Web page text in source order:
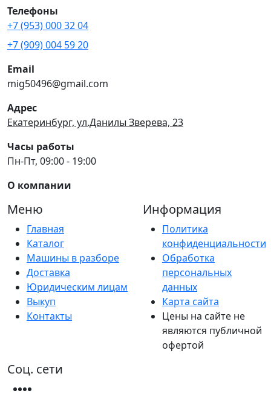
Телефоны
+7 (953) 000 32 04
+7 (909) 004 59 20
Email
mig50496@gmail.com
Адрес
Екатеринбург, ул.Данилы Зверева, 23
Часы работы
Пн-Пт, 09:00 - 19:00
О компании
Меню
Главная
Каталог
Машины в разборе
Доставка
Юридическим лицам
Выкуп
Контакты
Информация
Политика
конфиденциальности
Обработка
персональных
данных
Карта сайта
Цены на сайте не
являются публичной
офертой
Соц. сети